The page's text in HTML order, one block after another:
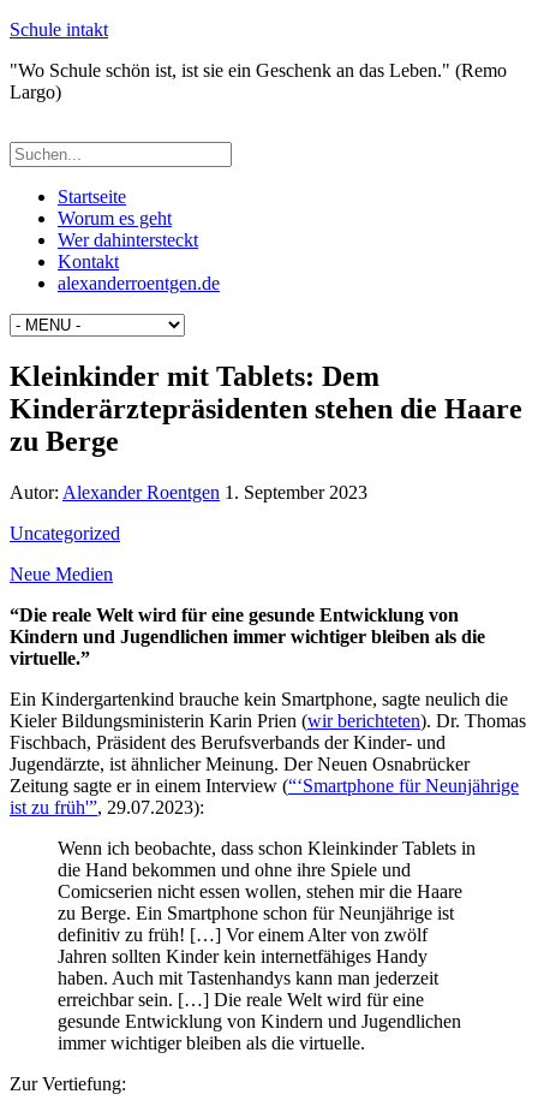
Schule intakt
"Wo Schule schön ist, ist sie ein Geschenk an das Leben." (Remo
Largo)
Startseite
Worum es geht
Wer dahintersteckt
Kontakt
alexanderroentgen.de
Kleinkinder mit Tablets: Dem
Kinderärztepräsidenten stehen die Haare
zu Berge
Autor: Alexander Roentgen 1. September 2023
Uncategorized
Neue Medien
“Die reale Welt wird für eine gesunde Entwicklung von
Kindern und Jugendlichen immer wichtiger bleiben als die
virtuelle.”
Ein Kindergartenkind brauche kein Smartphone, sagte neulich die
Kieler Bildungsministerin Karin Prien (wir berichteten). Dr. Thomas
Fischbach, Präsident des Berufsverbands der Kinder- und
Jugendärzte, ist ähnlicher Meinung. Der Neuen Osnabrücker
Zeitung sagte er in einem Interview (“‘Smartphone für Neunjährige
ist zu früh'”, 29.07.2023):
Wenn ich beobachte, dass schon Kleinkinder Tablets in
die Hand bekommen und ohne ihre Spiele und
Comicserien nicht essen wollen, stehen mir die Haare
zu Berge. Ein Smartphone schon für Neunjährige ist
definitiv zu früh! […] Vor einem Alter von zwölf
Jahren sollten Kinder kein internetfähiges Handy
haben. Auch mit Tastenhandys kann man jederzeit
erreichbar sein. […] Die reale Welt wird für eine
gesunde Entwicklung von Kindern und Jugendlichen
immer wichtiger bleiben als die virtuelle.
Zur Vertiefung: